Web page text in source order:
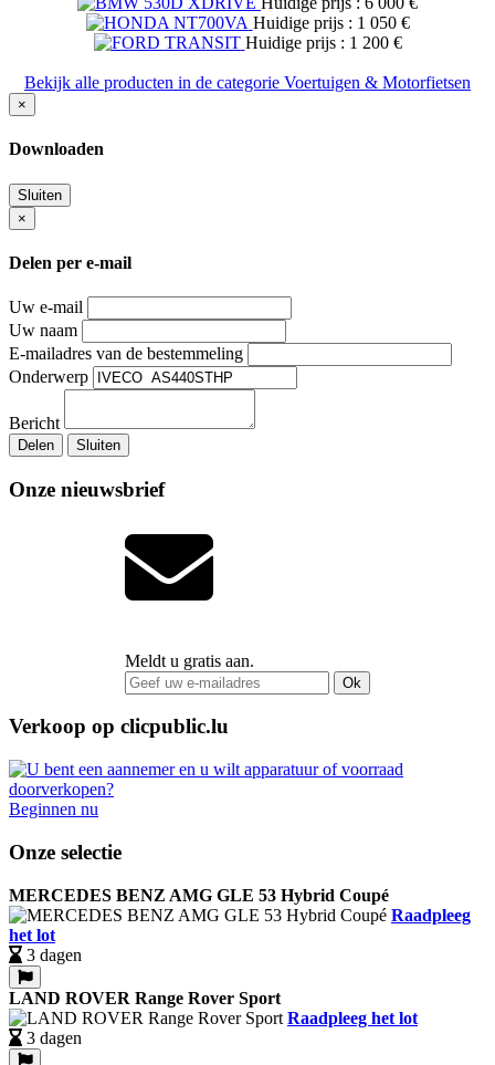
Huidige prijs : 1 050 €
Huidige prijs : 1 200 €
Bekijk alle producten in de categorie Voertuigen & Motorfietsen
×
Downloaden
Sluiten
×
Delen per e-mail
Uw e-mail
Uw naam
E-mailadres van de bestemmeling
Onderwerp
Bericht
Delen Sluiten
Onze nieuwsbrief
Meldt u gratis aan.
Ok
Verkoop op clicpublic.lu
Beginnen nu
Onze selectie
MERCEDES BENZ AMG GLE 53 Hybrid Coupé
Raadpleeg
het lot
3 dagen
LAND ROVER Range Rover Sport
Raadpleeg het lot
3 dagen